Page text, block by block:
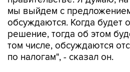
мы выйдем с
обсуждаются. Когда будет
решение, тогда об этом
том числе, обсуждаются
по налогам", - сказал он.